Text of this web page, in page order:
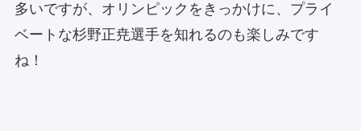
多いですが、オリンピックをきっかけに、プライ
ベートな杉野正尭選手を知れるのも楽しみです
ね！